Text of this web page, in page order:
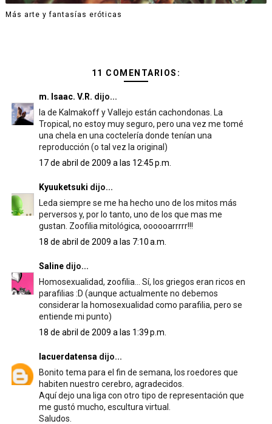
Más arte y fantasías eróticas
11 COMENTARIOS:
m. Isaac. V.R. dijo...
la de Kalmakoff y Vallejo están cachondonas. La
Tropical, no estoy muy seguro, pero una vez me tomé
una chela en una coctelería donde tenían una
reproducción (o tal vez la original)
17 de abril de 2009 a las 12:45 p.m.
Kyuuketsuki dijo...
Leda siempre se me ha hecho uno de los mitos más
perversos y, por lo tanto, uno de los que mas me
gustan. Zoofilia mitológica, oooooarrrrr!!!
18 de abril de 2009 a las 7:10 a.m.
Salinedijo...
Homosexualidad, zoofilia... Sí, los griegos eran ricos en
parafilias :D (aunque actualmente no debemos
considerar la homosexualidad como parafilia, pero se
entiende mi punto)
18 de abril de 2009 a las 1:39 p.m.
lacuerdatensa dijo...
Bonito tema para el fin de semana, los roedores que
habiten nuestro cerebro, agradecidos.
Aquí dejo una liga con otro tipo de representación que
me gustó mucho, escultura virtual.
Saludos.